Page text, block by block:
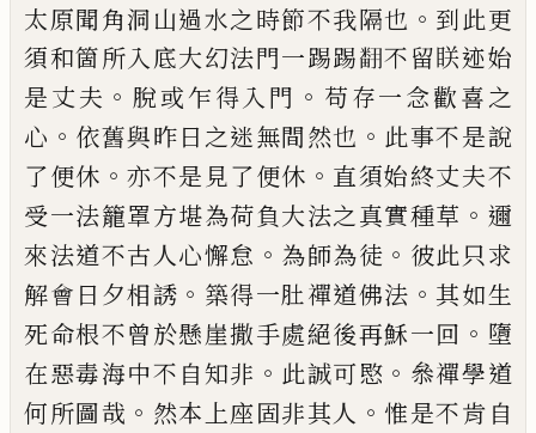
太原聞角洞山過水之時節不我隔也 。 到此更
須和箇所入底大幻法門一踢踢𮋒不留眹迹始
是丈夫 。 脫或乍得入門 。 苟存一念歡喜之
心 。 依舊與昨日之迷無間然也 。 此事不是說
了便休 。亦不是見了便休 。 直須始終丈夫不
受一法籠罩方堪為荷負大法之真實種草 。 邇
來法道不古人心懈怠 。 為師為徒 。 彼此只求
解會日夕相誘 。 築得一肚禪道佛法 。其如生
死命根不曾於懸崖撒手處絕後再穌一回 。 墮
在惡毒海中不自知非 。 此誠可愍 。 叅禪學道
何所圖哉 。 然本上座固非其人 。 惟是不肯自